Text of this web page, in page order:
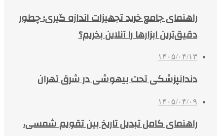
راهنمای جامع خرید تجهیزات اندازه گیری؛ چطور
دقیق‌ترین ابزارها را آنلاین بخریم؟
۱۴۰۵/۰۴/۱۳
دندانپزشکی تحت بیهوشی در شرق تهران
۱۴۰۵/۰۴/۰۹
راهنمای کامل تبدیل تاریخ بین تقویم شمسی،